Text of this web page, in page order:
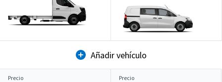
Añadir vehículo
Precio Precio